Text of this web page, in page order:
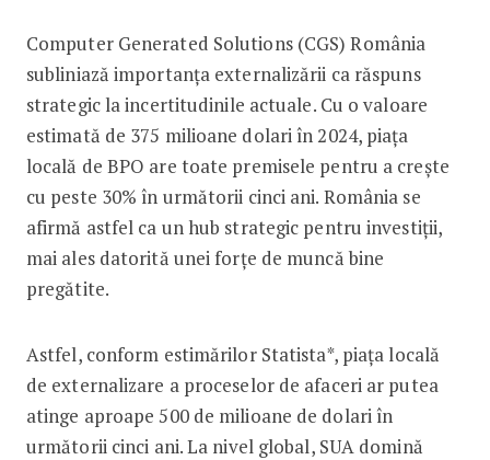
Computer Generated Solutions (CGS) România
subliniază importanța externalizării ca răspuns
strategic la incertitudinile actuale. Cu o valoare
estimată de 375 milioane dolari în 2024, piața
locală de BPO are toate premisele pentru a crește
cu peste 30% în următorii cinci ani. România se
afirmă astfel ca un hub strategic pentru investiții,
mai ales datorită unei forțe de muncă bine
pregătite.
Astfel, conform estimărilor Statista*, piața locală
de externalizare a proceselor de afaceri ar putea
atinge aproape 500 de milioane de dolari în
următorii cinci ani. La nivel global, SUA domină